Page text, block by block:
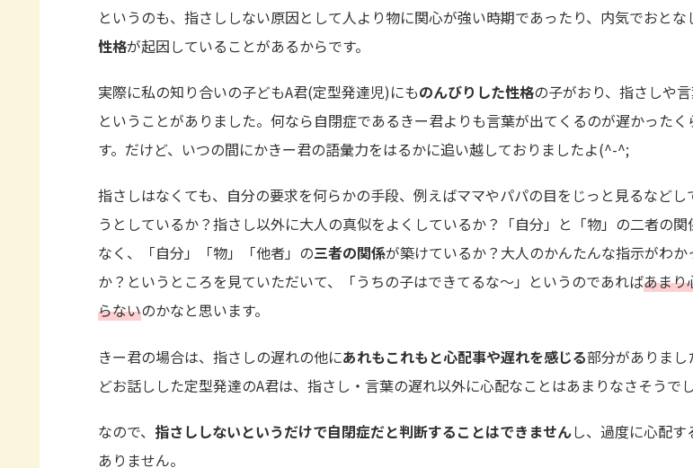
というのも、指さししない原因として人より物に関心が強い時期であったり、内気でおとな
性格が起因していることがあるからです。
実際に私の知り合いの子どもA君(定型発達児)にものんびりした性格の子がおり、指さしや
ということがありました。何なら自閉症であるきー君よりも言葉が出てくるのが遅かったく
す。だけど、いつの間にかきー君の語彙力をはるかに追い越しておりましたよ(^-^;
指さしはなくても、自分の要求を何らかの手段、例えばママやパパの目をじっと見るなどし
うとしているか？指さし以外に大人の真似をよくしているか？「自分」と「物」の二者の関
なく、「自分」「物」「他者」の三者の関係が築けているか？大人のかんたんな指示がわか
か？というところを見ていただいて、「うちの子はできてるな～」というのであればあまり
らないのかなと思います。
きー君の場合は、指さしの遅れの他にあれもこれもと心配事や遅れを感じる部分がありまし
どお話しした定型発達のA君は、指さし・言葉の遅れ以外に心配なことはあまりなさそうでし
なので、 指さししないというだけで自閉症だと判断することはできませんし、過度に心配す
ありません。